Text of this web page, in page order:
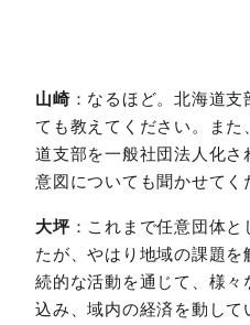
山崎：なるほど。北海道支
ても教えてください。ま
道支部を一般社団法人化
意図についても聞かせてく
大坪 ：これまで任意団体
たが、やはり地域の課題
続的な活動を通じて、様々
込み、域内の経済を動し